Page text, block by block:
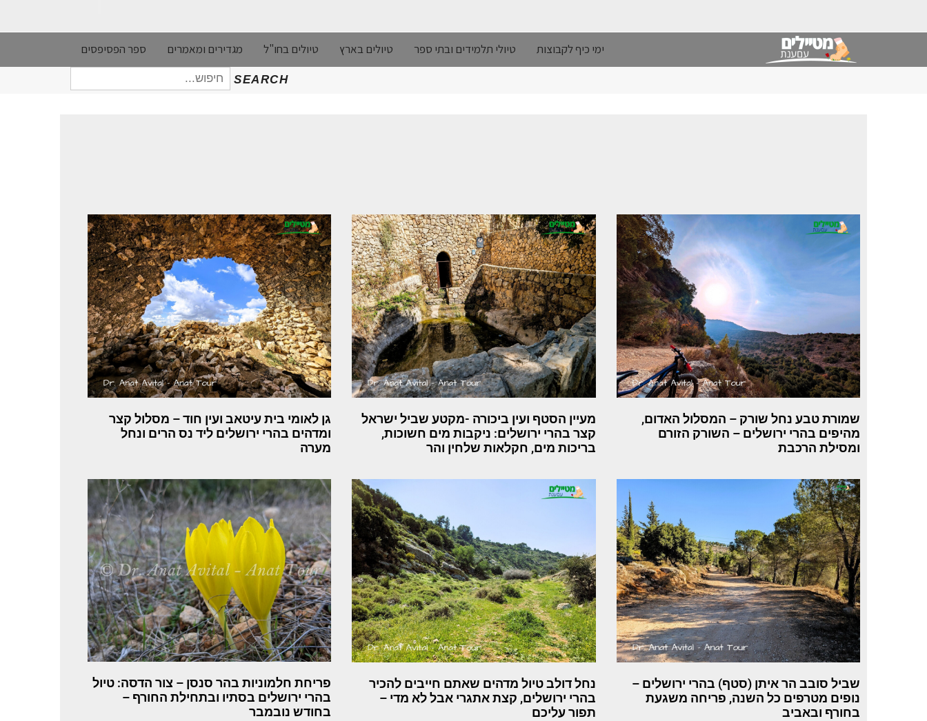
ימי כיף לקבוצות טיולי תלמידים ובתי ספר טיולים בארץ טיולים בחו"ל מגדירים ומאמרים ספר הפסיפסים
SEARCH
חיפוש
עבור:
שמורת טבע נחל שורק – המסלול האדום,
מהיפים בהרי ירושלים – השורק הזורם
ומסילת הרכבת
מעיין הסטף ועין ביכורה -מקטע שביל ישראל
קצר בהרי ירושלים: ניקבות מים חשוכות,
בריכות מים, חקלאות שלחין והר
גן לאומי בית עיטאב ועין חוד – מסלול קצר
ומדהים בהרי ירושלים ליד נס הרים ונחל
מערה
שביל סובב הר איתן (סטף) בהרי ירושלים –
נופים מטרפים כל השנה, פריחה משגעת
בחורף ובאביב
נחל דולב טיול מדהים שאתם חייבים להכיר
בהרי ירושלים, קצת אתגרי אבל לא מדי –
תפור עליכם
פריחת חלמוניות בהר סנסן – צור הדסה: טיול
בהרי ירושלים בסתיו ובתחילת החורף –
בחודש נובמבר